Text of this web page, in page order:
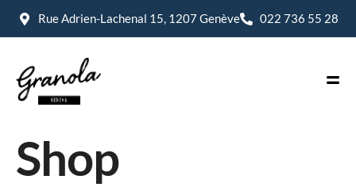
Rue Adrien-Lachenal 15, 1207 Genève 022 736 55 28
Shop